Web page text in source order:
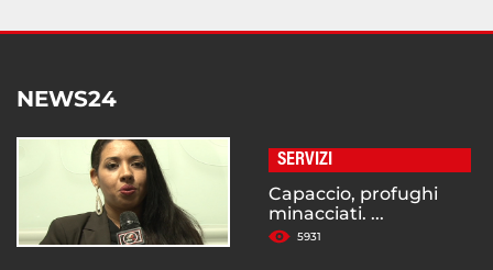
NEWS24
SERVIZI
Capaccio, profughi
minacciati. ...
5931